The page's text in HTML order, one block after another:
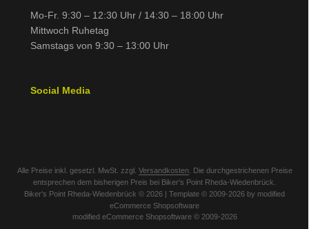
Mo-Fr. 9:30 – 12:30 Uhr / 14:30 – 18:00 Uhr
Mittwoch Ruhetag
Samstags von 9:30 – 13:00 Uhr
Social Media
Alle Preise inkl. gesetzl. MwSt. zzgl. Versandkosten. Die durchgestrichenen Preise
entsprechen dem bisherigen Preis bei Biker's Point Rheda-Wiedenbrück.
Biker's Point Rheda-Wiedenbrück © 2026 | Template © 2009-2026 by modified
eCommerce Shopsoftware
modified eCommerce Shopsoftware © 2009-2026